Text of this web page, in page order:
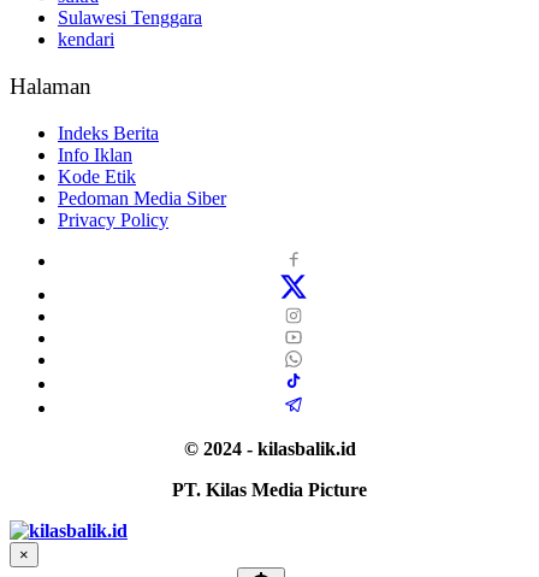
Sulawesi Tenggara
kendari
Halaman
Indeks Berita
Info Iklan
Kode Etik
Pedoman Media Siber
Privacy Policy
© 2024 - kilasbalik.id
PT. Kilas Media Picture
×